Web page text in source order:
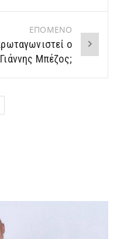
ΕΠΟΜΕΝΟ
ο
Γιάννης Μπέζος;